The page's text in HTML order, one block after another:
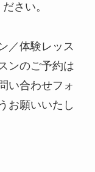
さい。
／体験レッス
ンのご予約は
い合わせフォ
お願いいたし